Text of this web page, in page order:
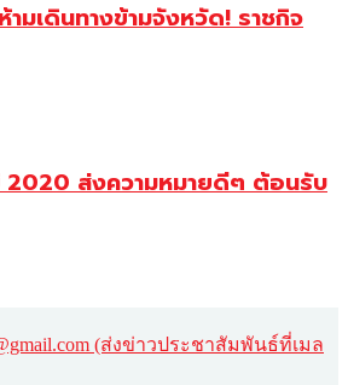
ามเดินทางข้ามจังหวัด! ราชกิจ
2020 ส่งความหมายดีๆ ต้อนรับ
(ส่งข่าวประชาสัมพันธ์ที่เมล